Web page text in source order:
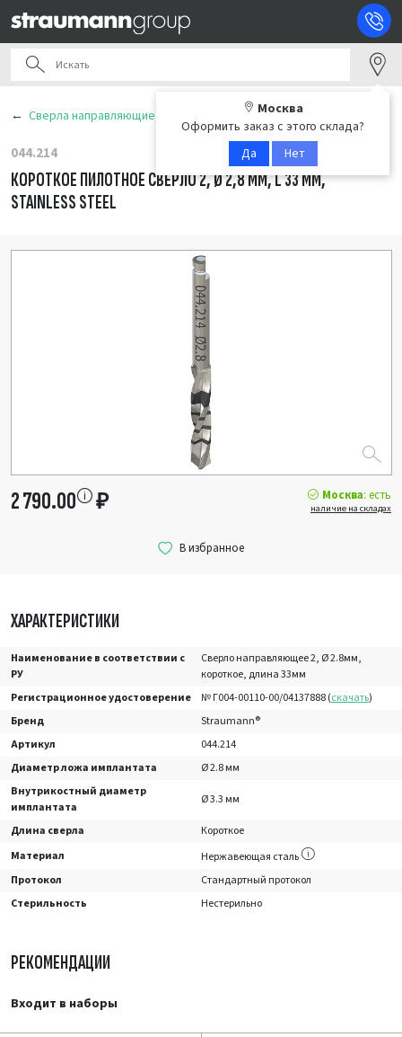
Москва
Оформить заказ с этого склада?
Да
Нет
Сверла направляющие
044.214
КОРОТКОЕ ПИЛОТНОЕ СВЕРЛО 2, Ø 2,8 ММ, L 33 ММ,
STAINLESS STEEL
ХАРАКТЕРИСТИКИ
Наименование в соответствии с
РУ
Сверло направляющее 2, Ø 2.8мм,
короткое, длина 33мм
Регистрационное удостоверение
№ Г004-00110-00/04137888 (скачать)
Бренд
Straumann®
Артикул
044.214
Диаметр ложа имплантата
Ø 2.8 мм
Внутрикостный диаметр
имплантата
Ø 3.3 мм
Длина сверла
Короткое
Материал
Нержавеющая сталь
Протокол
Стандартный протокол
Стерильность
Нестерильно
2 790.00 ₽ Москва: есть
наличие на складах
РЕКОМЕНДАЦИИ
Входит в наборы